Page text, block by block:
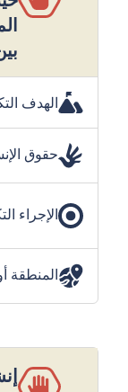
الهدف
حقوق
الإجراء
المنطقة